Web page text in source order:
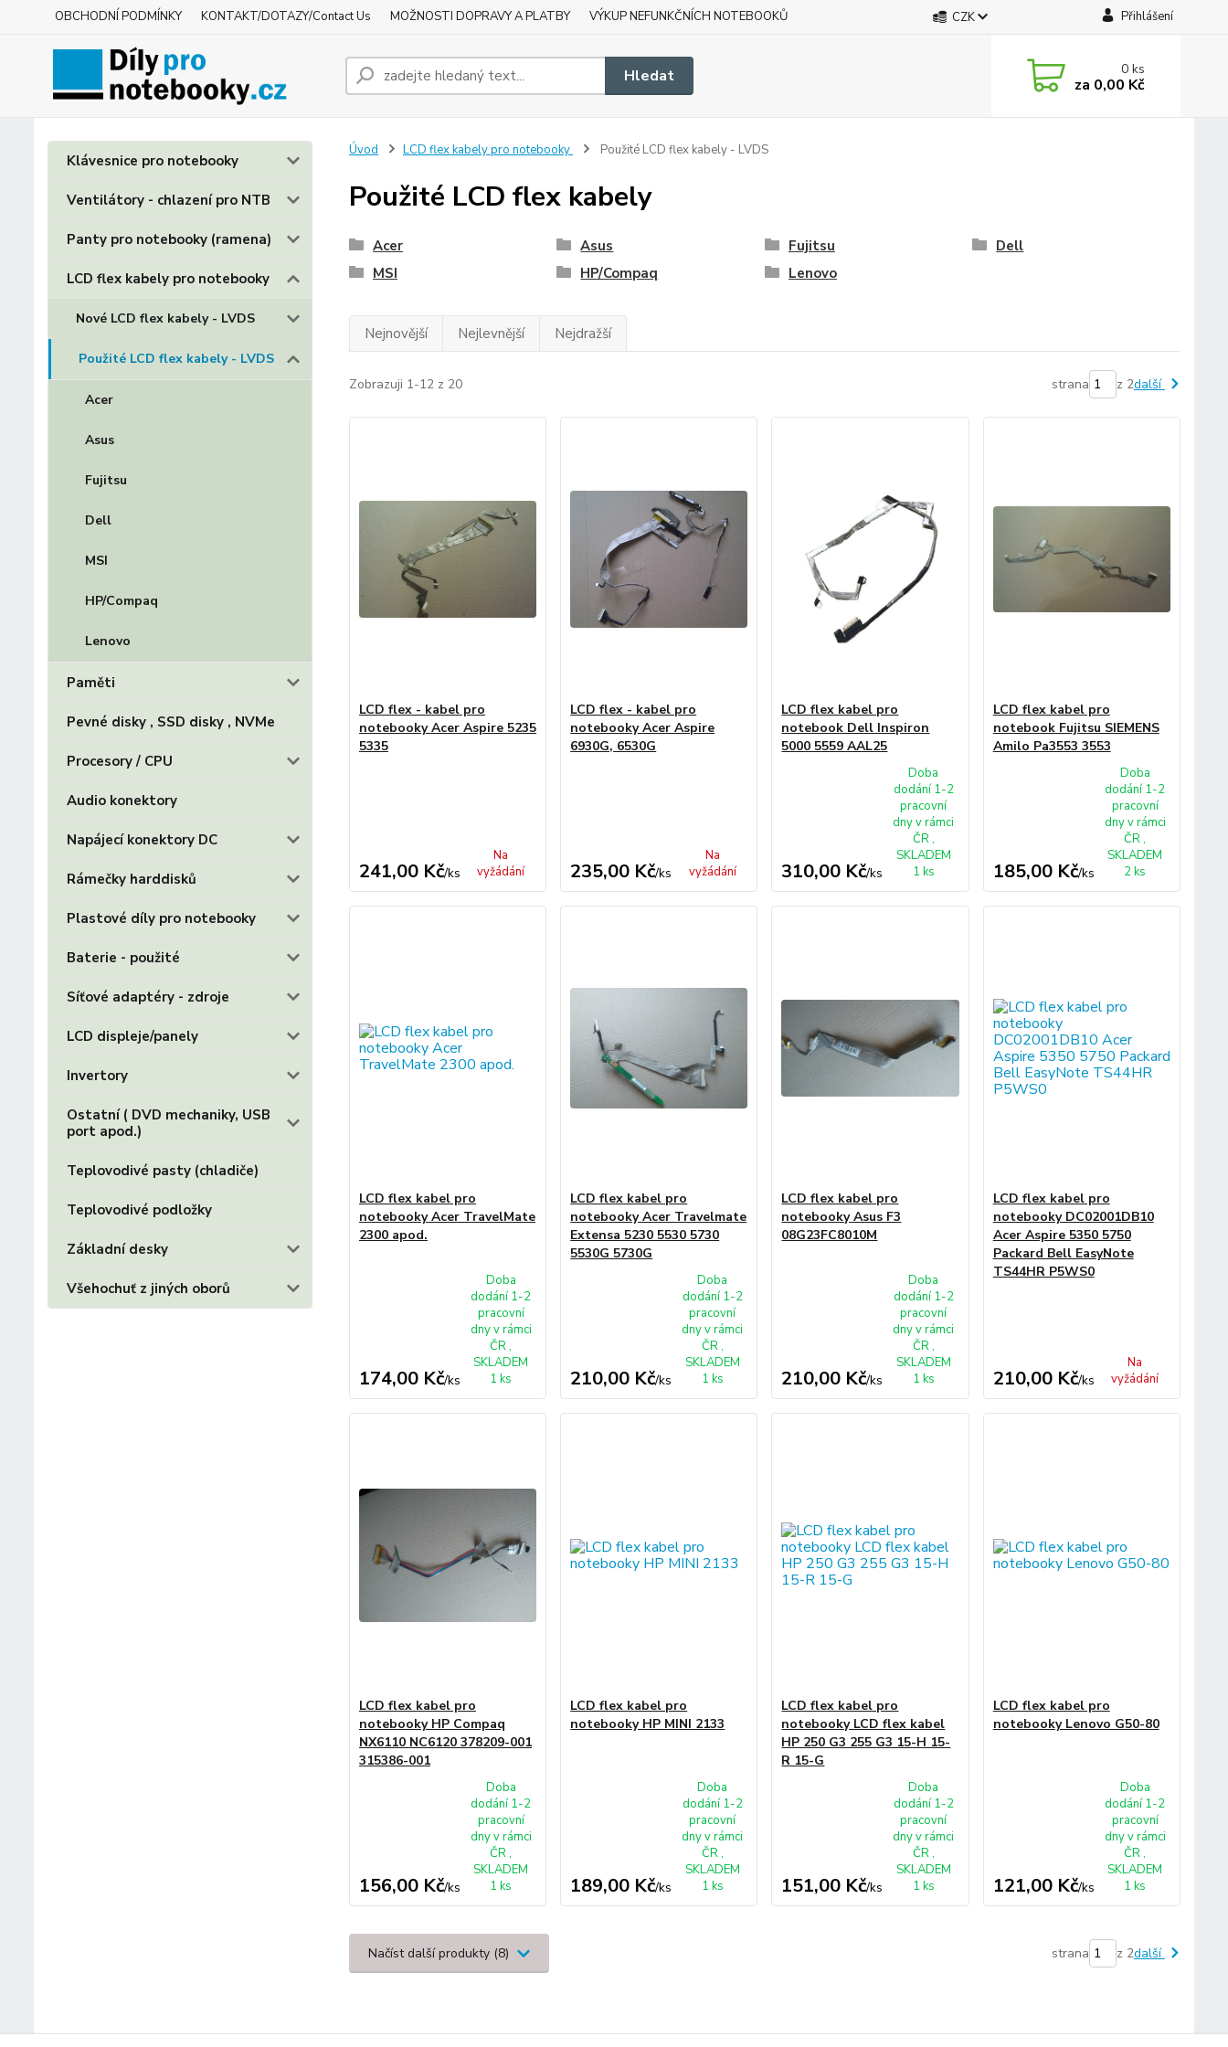
OBCHODNÍ PODMÍNKY KONTAKT/DOTAZY/Contact Us MOŽNOSTI DOPRAVY A PLATBY VÝKUP NEFUNKČNÍCH NOTEBOOKŮ CZK Přihlášení
Hledat 0ks
za 0,00 Kč
Klávesnice pro notebooky
Ventilátory - chlazení pro NTB
Panty pro notebooky (ramena)
LCD flex kabely pro notebooky
Nové LCD flex kabely - LVDS
Použité LCD flex kabely - LVDS
Acer
Asus
Fujitsu
Dell
MSI
HP/Compaq
Lenovo
Paměti
Pevné disky , SSD disky , NVMe
Procesory / CPU
Audio konektory
Napájecí konektory DC
Rámečky harddisků
Plastové díly pro notebooky
Baterie - použité
Síťové adaptéry - zdroje
LCD displeje/panely
Invertory
Ostatní ( DVD mechaniky, USB
port apod.)
Teplovodivé pasty (chladiče)
Teplovodivé podložky
Základní desky
Všehochuť z jiných oborů
Úvod LCD flex kabely pro notebooky Použité LCD flex kabely - LVDS
Použité LCD flex kabely
Acer Asus Fujitsu
Dell
MSI
HP/Compaq Lenovo
Nejnovější Nejlevnější Nejdražší
Zobrazuji 1-12 z 20 strana z 2další
LCD flex - kabel pro
notebooky Acer Aspire 5235
5335
241,00 Kč/ks
Na
vyžádání
LCD flex - kabel pro
notebooky Acer Aspire
6930G, 6530G
235,00 Kč/ks
Na
vyžádání
LCD flex kabel pro
notebook Dell Inspiron
5000 5559 AAL25
310,00 Kč/ks
Doba
dodání 1-2
pracovní
dny v rámci
ČR ,
SKLADEM
1 ks
LCD flex kabel pro
notebook Fujitsu SIEMENS
Amilo Pa3553 3553
185,00 Kč/ks
Doba
dodání 1-2
pracovní
dny v rámci
ČR ,
SKLADEM
2 ks
LCD flex kabel pro
notebooky Acer TravelMate
2300 apod.
174,00 Kč/ks
Doba
dodání 1-2
pracovní
dny v rámci
ČR ,
SKLADEM
1 ks
LCD flex kabel pro
notebooky Acer Travelmate
Extensa 5230 5530 5730
5530G 5730G
210,00 Kč/ks
Doba
dodání 1-2
pracovní
dny v rámci
ČR ,
SKLADEM
1 ks
LCD flex kabel pro
notebooky Asus F3
08G23FC8010M
210,00 Kč/ks
Doba
dodání 1-2
pracovní
dny v rámci
ČR ,
SKLADEM
1 ks
LCD flex kabel pro
notebooky DC02001DB10
Acer Aspire 5350 5750
Packard Bell EasyNote
TS44HR P5WS0
210,00 Kč/ks
Na
vyžádání
LCD flex kabel pro
notebooky HP Compaq
NX6110 NC6120 378209-001
315386-001
156,00 Kč/ks
Doba
dodání 1-2
pracovní
dny v rámci
ČR ,
SKLADEM
1 ks
LCD flex kabel pro
notebooky HP MINI 2133
189,00 Kč/ks
Doba
dodání 1-2
pracovní
dny v rámci
ČR ,
SKLADEM
1 ks
LCD flex kabel pro
notebooky LCD flex kabel
HP 250 G3 255 G3 15-H 15-
R 15-G
151,00 Kč/ks
Doba
dodání 1-2
pracovní
dny v rámci
ČR ,
SKLADEM
1 ks
LCD flex kabel pro
notebooky Lenovo G50-80
121,00 Kč/ks
Doba
dodání 1-2
pracovní
dny v rámci
ČR ,
SKLADEM
1 ks
Načíst další produkty (8) strana z 2další